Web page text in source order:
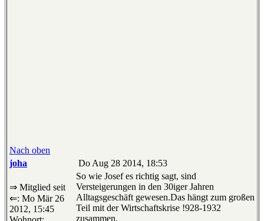
Nach oben
joha
Do Aug 28 2014, 18:53
⇒ Mitglied seit
⇐: Mo Mär 26
2012, 15:45
So wie Josef es richtig sagt, sind
Versteigerungen in den 30iger Jahren
Alltagsgeschäft gewesen.Das hängt zum großen
Teil mit der Wirtschaftskrise !928-1932
zusammen.